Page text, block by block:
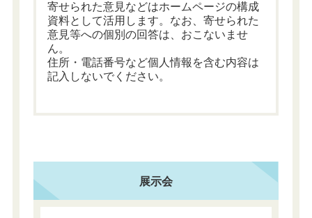
寄せられた意見などはホームページの構成
資料として活用します。なお、寄せられた
意見等への個別の回答は、おこないませ
ん。
住所・電話番号など個人情報を含む内容は
記入しないでください。
展示会